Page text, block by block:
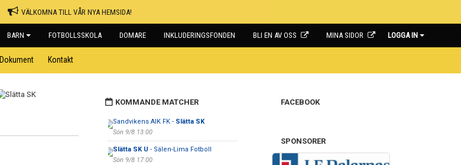
VÄLKOMNA TILL VÅR NYA HEMSIDA!
BARN FOTBOLLSSKOLA DOMARE INKLUDERINGSFONDEN BLI EN AV OSS MINA SIDOR LOGGA IN
Dokument Kontakt
KOMMANDE MATCHER
Sandvikens AIK FK - Slätta SK
Sön 9/8 13:00
Slätta SK U - Sälen-Lima Fotboll
Sön 9/8 17:00
FACEBOOK
SPONSORER